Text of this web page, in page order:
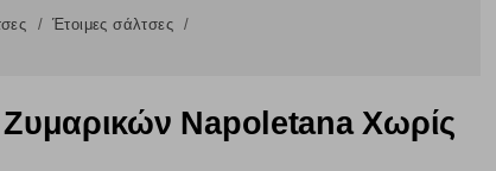
Έτοιμες σάλτσες
Napoletana Χωρίς